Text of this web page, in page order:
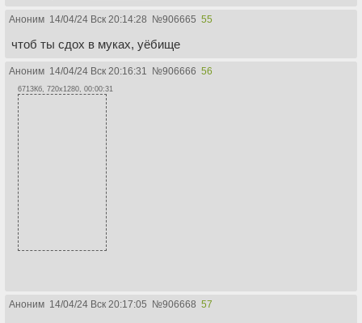
Аноним 14/04/24 Вск 20:14:28 №906665 55
чтоб ты сдох в муках, уёбище
Аноним 14/04/24 Вск 20:16:31 №906666 56
6713Кб, 720x1280, 00:00:31
Аноним 14/04/24 Вск 20:17:05 №906668 57